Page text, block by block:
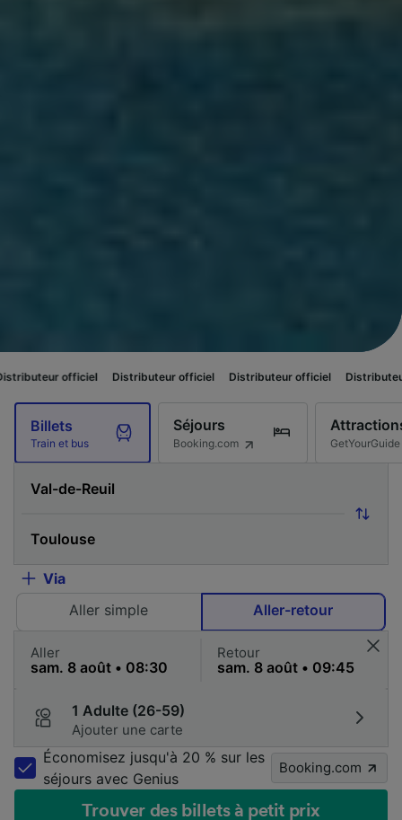
Distributeur officiel Distributeur officiel Distributeur officiel
Billets
Train et bus
Séjours
Booking.com GetYourGuide
Via
Aller simple
Aller-retour
Aller Retour
1 Adulte (26-59)
Ajouter une carte
Économisez jusqu'à 20 % sur les
séjours avec Genius
Booking.com
Trouver des billets à petit prix